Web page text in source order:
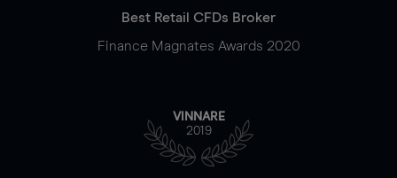
Best Retail CFDs Broker
Finance Magnates Awards 2020
VINNARE
2019